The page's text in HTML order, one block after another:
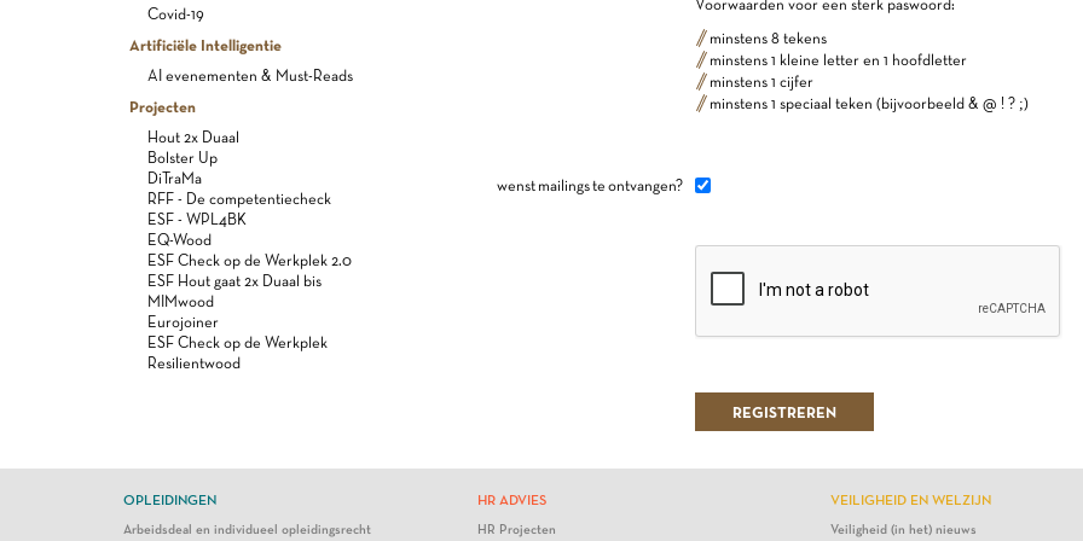
Covid-19
Artificiële Intelligentie
AI evenementen & Must-Reads
Projecten
Hout 2x Duaal
Bolster Up
DiTraMa
RFF - De competentiecheck
ESF - WPL4BK
EQ-Wood
ESF Check op de Werkplek 2.0
ESF Hout gaat 2x Duaal bis
MIMwood
Eurojoiner
ESF Check op de Werkplek
Resilientwood
Voorwaarden voor een sterk paswoord:
minstens 8 tekens
minstens 1 kleine letter en 1 hoofdletter
minstens 1 cijfer
minstens 1 speciaal teken (bijvoorbeeld & @ ! ? ;)
wenst mailings te ontvangen?
OPLEIDINGEN
Arbeidsdeal en individueel opleidingsrecht
HR ADVIES
HR Projecten
VEILIGHEID EN WELZIJN
Veiligheid (in het) nieuws